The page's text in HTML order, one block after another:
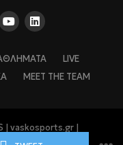
LIVE
MEET THE TEAM
| vaskosports.gr |